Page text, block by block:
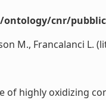
cnr/
M., Francalanci L.
of highly oxidizing